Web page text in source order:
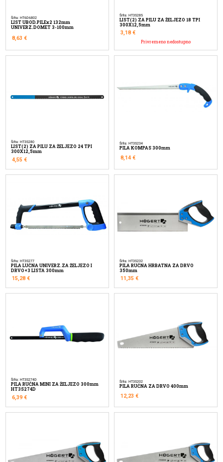
Šifra: HT6D6802
LIST UBOD.PILEx2 132mm
UNIVERZ.DOMET 3-100mm
8,63 €
Šifra: HT3S285
LIST(2) ZA PILU ZA ŽELJEZO 18 TPI
300X12,5mm
3,18 €
Privremeno nedostupno
Šifra: HT3S280
LIST(2) ZA PILU ZA ŽELJEZO 24 TPI
300X12,5mm
4,55 €
Šifra: HT3S234
PILA KOMPAS 300mm
8,14 €
Šifra: HT3S277
PILA LUČNA UNIVERZ.ZA ŽELJEZO I
DRVO+3 LISTA 300mm
15,28 €
Šifra: HT3S232
PILA RUČNA HRBATNA ZA DRVO
350mm
11,35 €
Šifra: HT3S274D
PILA RUČNA MINI ZA ŽELJEZO 300mm
HT3S274D
6,39€
Šifra: HT3S202
PILA RUČNA ZA DRVO 400mm
12,23 €